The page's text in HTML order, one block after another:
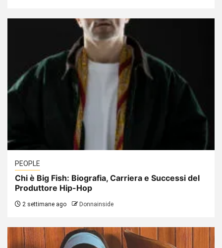
PEOPLE
Chi è Big Fish: Biografia, Carriera e Successi del
Produttore Hip-Hop
2 settimane ago Donnainside